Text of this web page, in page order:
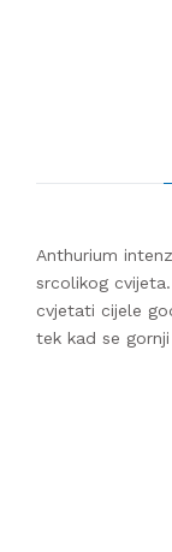
Anthurium
srcolikog
cvjetati cijele
tek kad se